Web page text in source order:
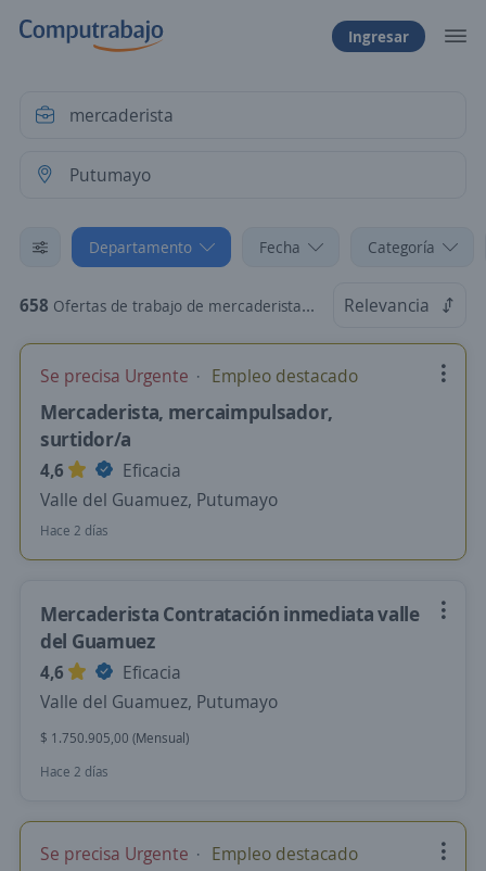
Ingresar
Departamento Fecha Categoría
658 Ofertas de trabajo de mercaderista en Putumayo Relevancia
Se precisa Urgente Empleo destacado
Mercaderista, mercaimpulsador,
surtidor/a
4,6
Eficacia
Valle del Guamuez, Putumayo
Hace 2 días
Mercaderista Contratación inmediata valle
del Guamuez
4,6
Eficacia
Valle del Guamuez, Putumayo
$ 1.750.905,00 (Mensual)
Hace 2 días
Se precisa Urgente Empleo destacado